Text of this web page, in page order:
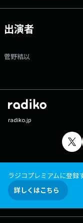
出演者
菅野結以
radiko.jp
ラジコプレミアムに登録
詳しくはこちら